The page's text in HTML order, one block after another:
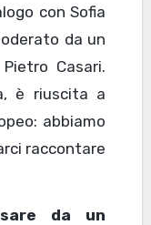
con Sofia
da un
Casari.
è riuscita a
abbiamo
raccontare
da un